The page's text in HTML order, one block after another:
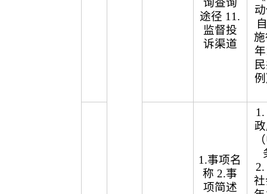
询查询
途径 11.
监督投
诉渠道
1.事项名
称 2.事
项简述